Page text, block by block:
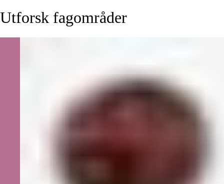
Utforsk fagområder